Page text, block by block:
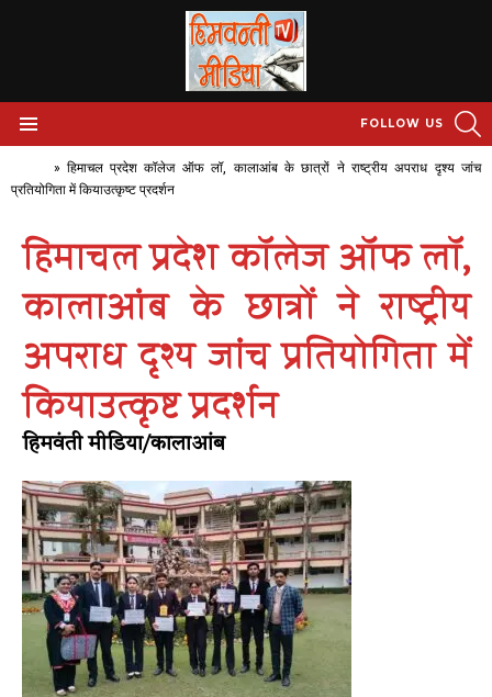
FOLLOW US
» हिमाचल प्रदेश कॉलेज ऑफ लॉ, कालाआंब के छात्रों ने राष्ट्रीय अपराध दृश्य जांच
प्रतियोगिता में कियाउत्कृष्ट प्रदर्शन
हिमाचल प्रदेश कॉलेज ऑफ लॉ,
कालाआंब के छात्रों ने राष्ट्रीय
अपराध दृश्य जांच प्रतियोगिता में
कियाउत्कृष्ट प्रदर्शन
हिमवंती मीडिया/कालाआंब